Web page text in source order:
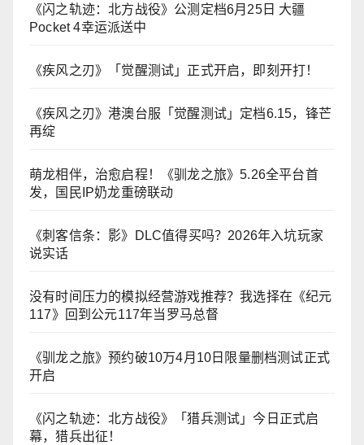
《闪之轨迹：北方战役》公测定档6月25日 大疆
Pocket 4幸运派送中
《疾风之刃》「觉醒测试」正式开启，即刻开打！
《疾风之刃》港澳台服「觉醒测试」定档6.15，锋芒
再绽
萌龙相伴，治愈启程！《驯龙之旅》5.26全平台首
发，国民IP奶龙重磅联动
《刺客信条：影》DLC值得买吗？2026年入坑玩家
说实话
没有时间压力的模拟经营游戏推荐？我选择在《纪元
117》回到公元117年当罗马总督
《驯龙之旅》预约破10万4月10日限量删档测试正式
开启
《闪之轨迹：北方战役》「猎兵测试」今日正式启
幕，猎兵出征！